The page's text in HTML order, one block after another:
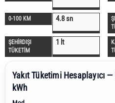
0-100 KM 4.8 sn
ŞEHİRDIŞI
TÜKETİM
1 lt
Yakıt Tüketimi Hesaplayıcı
kWh